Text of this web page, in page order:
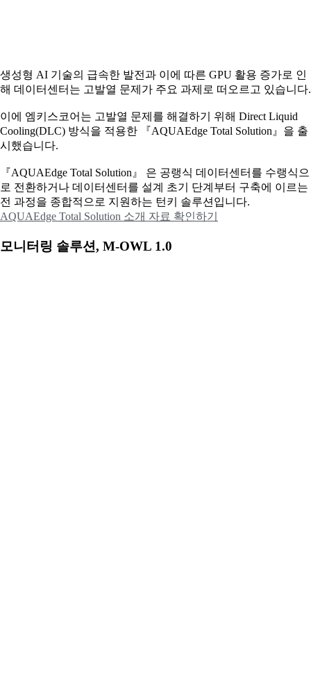
생성형 AI 기술의 급속한 발전과 이에 따른 GPU 활용 증가로 인
해 데이터센터는 고발열 문제가 주요 과제로 떠오르고 있습니다.
이에 엠키스코어는 고발열 문제를 해결하기 위해 Direct Liquid
Cooling(DLC) 방식을 적용한 『AQUAEdge Total Solution』을 출
시했습니다.
『AQUAEdge Total Solution』 은 공랭식 데이터센터를 수랭식으
로 전환하거나 데이터센터를 설계 초기 단계부터 구축에 이르는
전 과정을 종합적으로 지원하는 턴키 솔루션입니다.
AQUAEdge Total Solution 소개 자료 확인하기
모니터링 솔루션, M-OWL 1.0